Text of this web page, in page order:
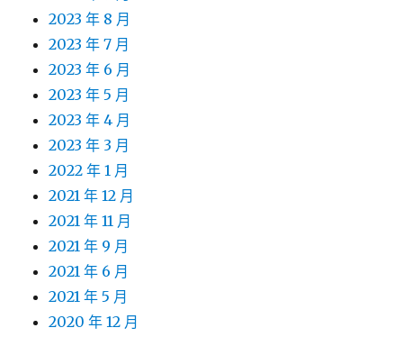
2023 年 8 月
2023 年 7 月
2023 年 6 月
2023 年 5 月
2023 年 4 月
2023 年 3 月
2022 年 1 月
2021 年 12 月
2021 年 11 月
2021 年 9 月
2021 年 6 月
2021 年 5 月
2020 年 12 月